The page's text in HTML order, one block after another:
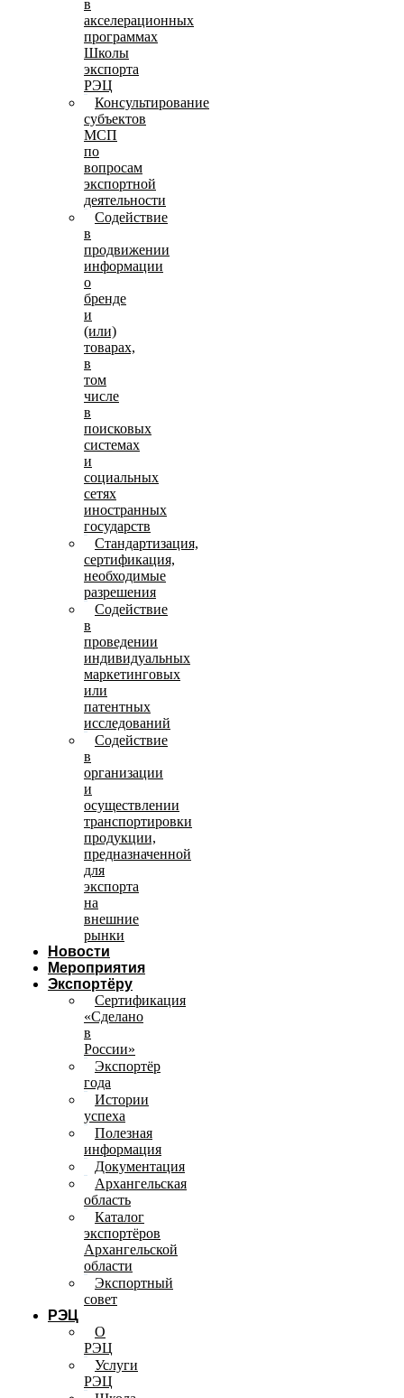
в
акселерационных
программах
Школы
экспорта
РЭЦ
Консультирование
субъектов
МСП
по
вопросам
экспортной
деятельности
Содействие
в
продвижении
информации
о
бренде
и
(или)
товарах,
в
том
числе
в
поисковых
системах
и
социальных
сетях
иностранных
государств
Стандартизация,
сертификация,
необходимые
разрешения
Содействие
в
проведении
индивидуальных
маркетинговых
или
патентных
исследований
Содействие
в
организации
и
осуществлении
транспортировки
продукции,
предназначенной
для
экспорта
на
внешние
рынки
Новости
Мероприятия
Экспортёру
Сертификация
«Сделано
в
России»
Экспортёр
года
Истории
успеха
Полезная
информация
Документация
Архангельская
область
Каталог
экспортёров
Архангельской
области
Экспортный
совет
РЭЦ
О
РЭЦ
Услуги
РЭЦ